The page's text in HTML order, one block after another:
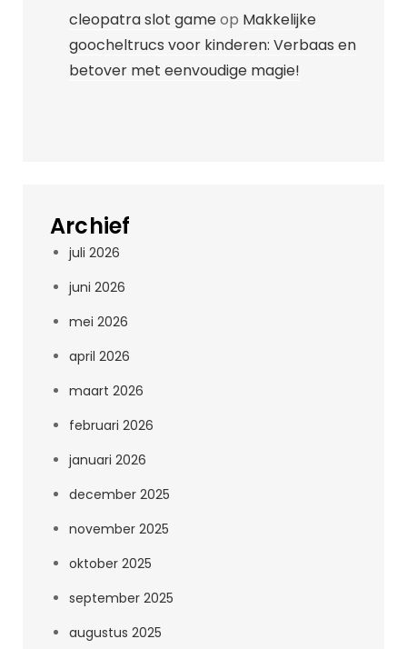
cleopatra slot gameop Makkelijke
goocheltrucs voor kinderen: Verbaas en
betover met eenvoudige magie!
Archief
juli 2026
juni 2026
mei 2026
april 2026
maart 2026
februari 2026
januari 2026
december 2025
november 2025
oktober 2025
september 2025
augustus 2025